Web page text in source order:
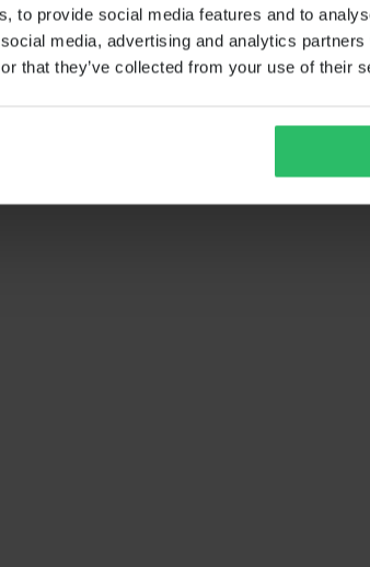
to provide social media features and to
media, advertising and analytics
that they’ve collected from your use of their